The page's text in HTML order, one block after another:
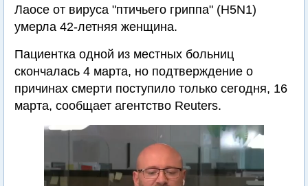
Лаосе от вируса "птичьего гриппа" (H5N1)
умерла 42-летняя женщина.
Пациентка одной из местных больниц
скончалась 4 марта, но подтверждение о
причинах смерти поступило только сегодня, 16
марта, сообщает агентство Reuters.